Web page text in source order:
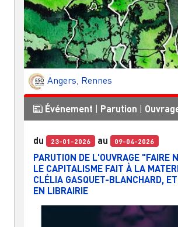
Angers Rennes
Événement Parution
du 23-01-2026 au 09-04-2026
PARUTION DE L'OUVRAGE "FAIRE
LE CAPITALISME FAIT À LA
CLÉLIA GASQUET-BLANCHARD,
EN LIBRAIRIE